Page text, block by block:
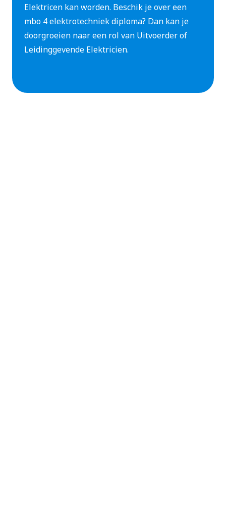
Elektricen kan worden. Beschik je over een
mbo 4 elektrotechniek diploma? Dan kan je
doorgroeien naar een rol van Uitvoerder of
Leidinggevende Elektricien.